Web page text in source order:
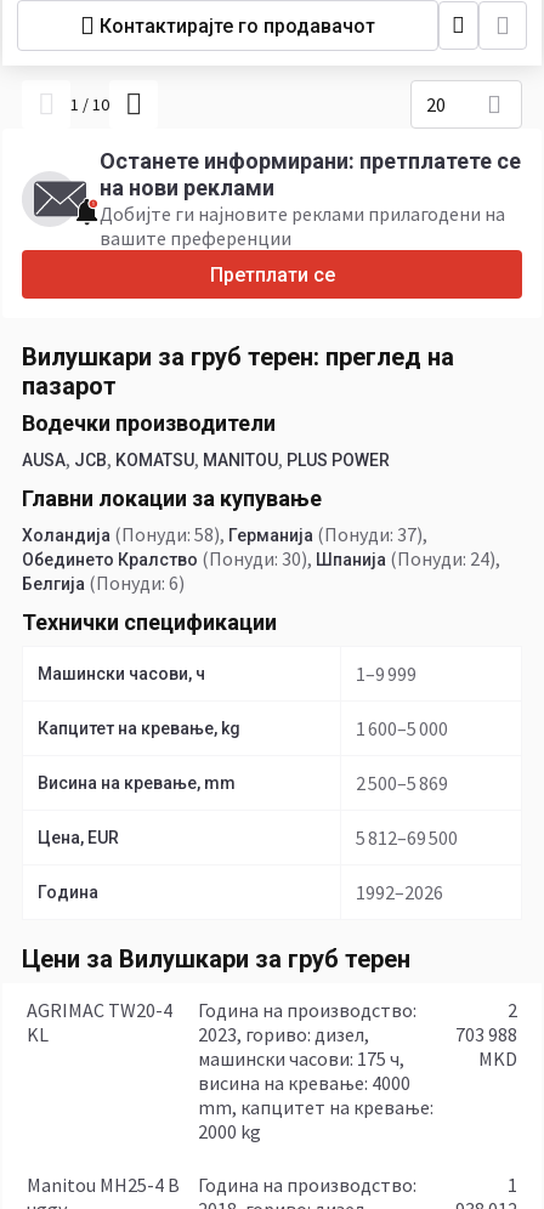
Контактирајте го продавачот
1 /10 20
Останете информирани: претплатете се
на нови реклами
Добијте ги најновите реклами прилагодени на
вашите преференции
Претплати се
Вилушкари за груб терен: преглед на
пазарот
Водечки производители
AUSA, JCB, KOMATSU, MANITOU, PLUS POWER
Главни локации за купување
Холандија (Понуди: 58), Германија (Понуди: 37),
Обединето Кралство (Понуди: 30), Шпанија (Понуди: 24),
Белгија (Понуди: 6)
Технички спецификации
Машински часови, ч 1–9 999
Капцитет на кревање, kg 1 600–5 000
Висина на кревање, mm 2 500–5 869
Цена, EUR 5 812–69 500
Година 1992–2026
Цени за Вилушкари за груб терен
AGRIMAC TW20-4
KL
година на производство:
2023, гориво: дизел,
машински часови: 175 ч,
висина на кревање: 4000
mm, капцитет на кревање:
2000 kg
2
703 988
MKD
Manitou MH25-4 B
година на производство:
1